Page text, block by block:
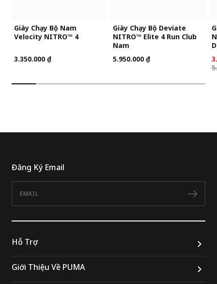
Giày Chạy Bộ Nam
Velocity NITRO™ 4
3.350.000 ₫
Giày Chạy Bộ Deviate
NITRO™ Elite 4 Run Club
Nam
5.950.000 ₫
Đăng Ký Email
Hỗ Trợ
Giới Thiệu Về PUMA